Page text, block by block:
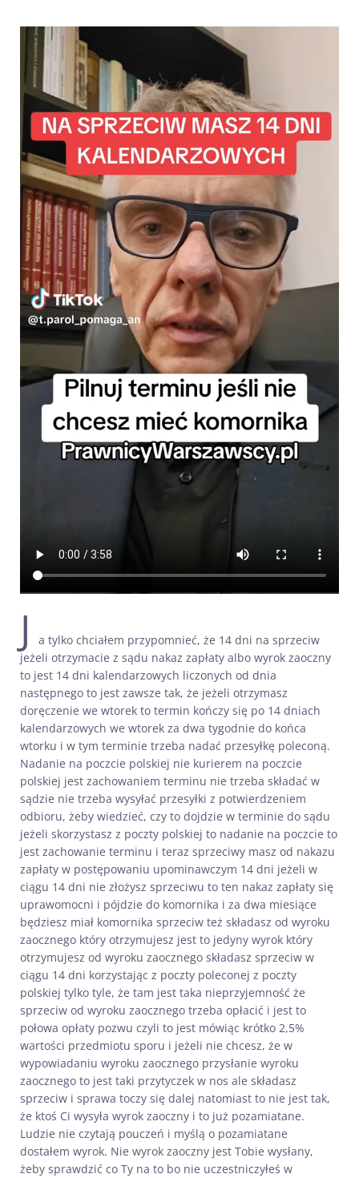
J
a tylko chciałem przypomnieć, że 14 dni na sprzeciw
jeżeli otrzymacie z sądu nakaz zapłaty albo wyrok zaoczny
to jest 14 dni kalendarzowych liczonych od dnia
następnego to jest zawsze tak, że jeżeli otrzymasz
doręczenie we wtorek to termin kończy się po 14 dniach
kalendarzowych we wtorek za dwa tygodnie do końca
wtorku i w tym terminie trzeba nadać przesyłkę poleconą.
Nadanie na poczcie polskiej nie kurierem na poczcie
polskiej jest zachowaniem terminu nie trzeba składać w
sądzie nie trzeba wysyłać przesyłki z potwierdzeniem
odbioru, żeby wiedzieć, czy to dojdzie w terminie do sądu
jeżeli skorzystasz z poczty polskiej to nadanie na poczcie to
jest zachowanie terminu i teraz sprzeciwy masz od nakazu
zapłaty w postępowaniu upominawczym 14 dni jeżeli w
ciągu 14 dni nie złożysz sprzeciwu to ten nakaz zapłaty się
uprawomocni i pójdzie do komornika i za dwa miesiące
będziesz miał komornika sprzeciw też składasz od wyroku
zaocznego który otrzymujesz jest to jedyny wyrok który
otrzymujesz od wyroku zaocznego składasz sprzeciw w
ciągu 14 dni korzystając z poczty poleconej z poczty
polskiej tylko tyle, że tam jest taka nieprzyjemność że
sprzeciw od wyroku zaocznego trzeba opłacić i jest to
połowa opłaty pozwu czyli to jest mówiąc krótko 2,5%
wartości przedmiotu sporu i jeżeli nie chcesz, że w
wypowiadaniu wyroku zaocznego przysłanie wyroku
zaocznego to jest taki przytyczek w nos ale składasz
sprzeciw i sprawa toczy się dalej natomiast to nie jest tak,
że ktoś Ci wysyła wyrok zaoczny i to już pozamiatane.
Ludzie nie czytają pouczeń i myślą o pozamiatane
dostałem wyrok. Nie wyrok zaoczny jest Tobie wysłany,
żeby sprawdzić co Ty na to bo nie uczestniczyłeś w